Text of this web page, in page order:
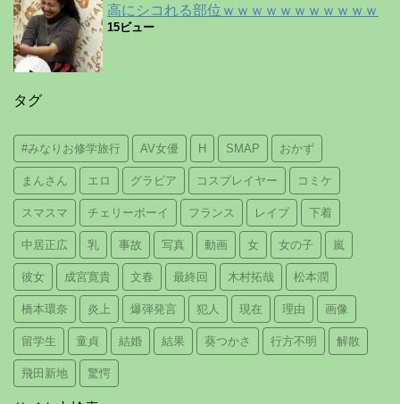
高にシコれる部位ｗｗｗｗｗｗｗｗｗｗｗ
15ビュー
タグ
#みなりお修学旅行 AV女優 H SMAP おかず
まんさん エロ グラビア コスプレイヤー コミケ
スマスマ チェリーボーイ フランス レイプ 下着
中居正広 乳 事故 写真 動画 女 女の子 嵐
彼女 成宮寛貴 文春 最終回 木村拓哉 松本潤
橋本環奈 炎上 爆弾発言 犯人 現在 理由 画像
留学生 童貞 結婚 結果 葵つかさ 行方不明 解散
飛田新地 驚愕